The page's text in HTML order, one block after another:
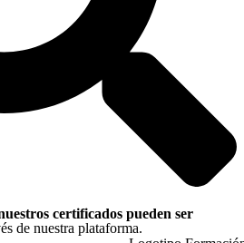
certificados pueden ser
de nuestra plataforma.